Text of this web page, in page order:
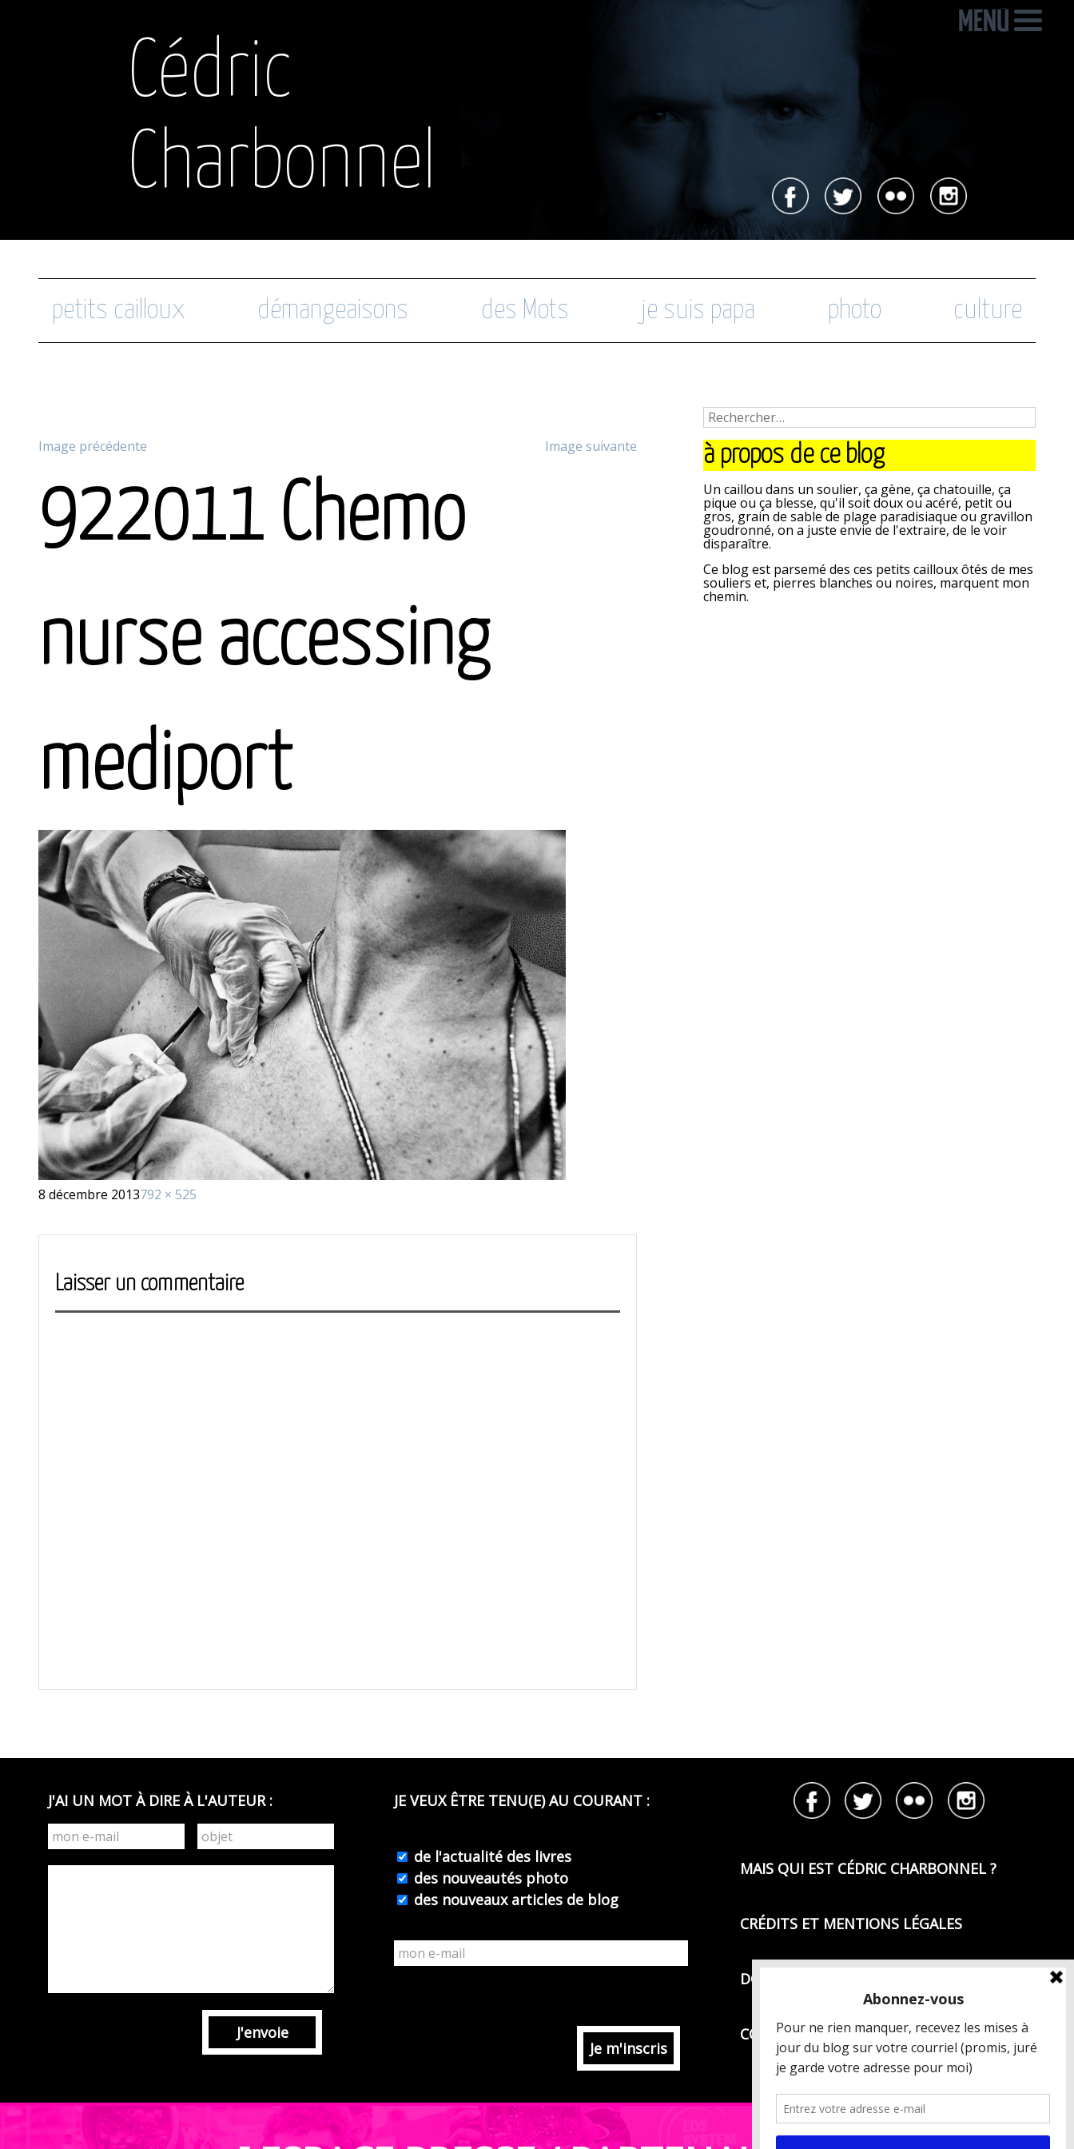
Cédric
Charbonnel
petits cailloux démangeaisons des Mots je suis papa photo culture
Image précédente Image suivante
922011 Chemo
nurse accessing
mediport
Publié
8 décembre 2013Taille
792 × 525
Laisser un commentaire
à propos de ce blog
Un caillou dans un soulier, ça gène, ça chatouille, ça
pique ou ça blesse, qu'il soit doux ou acéré, petit ou
gros, grain de sable de plage paradisiaque ou gravillon
goudronné, on a juste envie de l'extraire, de le voir
disparaître.
Ce blog est parsemé des ces petits cailloux ôtés de mes
souliers et, pierres blanches ou noires, marquent mon
chemin.
J'AI UN MOT À DIRE À L'AUTEUR :
J'envoie
JE VEUX ÊTRE TENU(E) AU COURANT :
de l'actualité des livres
des nouveautés photo
des nouveaux articles de blog
MAIS QUI EST CÉDRIC CHARBONNEL ?
CRÉDITS ET MENTIONS LÉGALES
DONNÉES PERSONNELLES
CONDITIONS GÉNÉRALES DE VENTE